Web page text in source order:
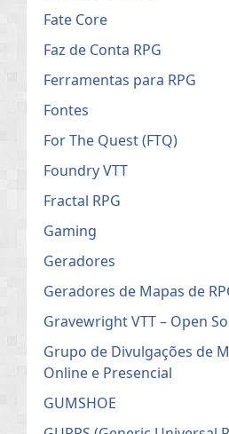
Fate Core
Faz de Conta RPG
Ferramentas para RPG
Fontes
For The Quest (FTQ)
Foundry VTT
Fractal RPG
Gaming
Geradores
Geradores de Mapas de
Gravewright VTT – Open
Grupo de Divulgações de
Online e Presencial
GUMSHOE